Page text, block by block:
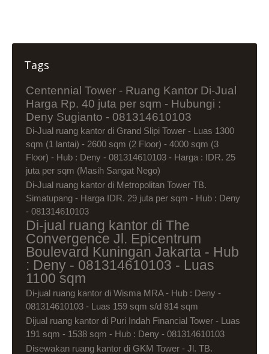
Tags
Centennial Tower - Ruang Kantor Di-Jual
Harga Rp. 40 juta per sqm - Hubungi :
Deny Sugianto - 081314610103
Di-Jual ruang kantor di Grand Slipi Tower - Luas 1300
sqm (1 lantai) - 2600 sqm (2 Floor) - 4000 sqm (3
Floor) - Hub : Deny - 081314610103 - Harga : IDR. 25
juta per sqm (Masih Sangat Nego)
Di-Jual ruang kantor di Metropolitan Tower TB.
Simatupang - Harga IDR. 29 juta per sqm - Hub : Deny
- 081314610103
Di-jual ruang kantor di The
Convergence Jl. Epicentrum
Boulevard Kuningan Jakarta - Hub
: Deny - 081314610103 - Luas
1100 sqm
Di-jual ruang kantor di Wisma MRA - Hub : Deny -
081314610103 - Luas 159 sqm s/d 814 sqm
Dijual ruang kantor di Puri Indah Financial Tower - Luas
191 sqm - 1538 sqm - Hub : Deny - 081314610103
Disewakan ruang kantor di GKM Tower - Jl. TB.